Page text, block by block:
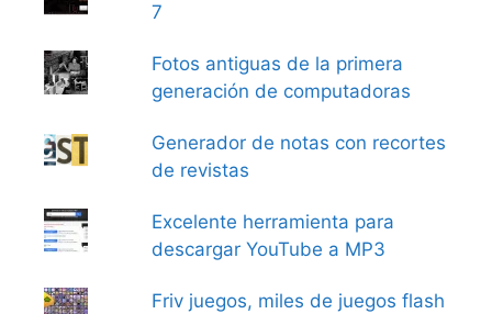
7
Fotos antiguas de la primera
generación de computadoras
Generador de notas con recortes
de revistas
Excelente herramienta para
descargar YouTube a MP3
Friv juegos, miles de juegos flash